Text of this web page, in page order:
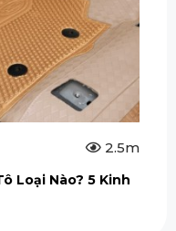
2.5m
Loại Nào? 5 Kinh